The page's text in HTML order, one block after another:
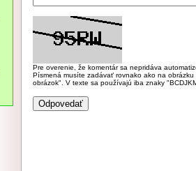
Pre overenie, že komentár sa nepridáva
Písmená musíte zadávať rovnako ako na
obrázok". V texte sa používajú iba znaky